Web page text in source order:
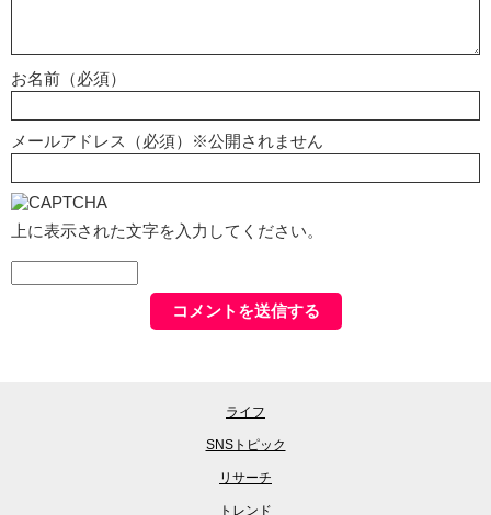
お名前（必須）
メールアドレス（必須）※公開されません
上に表示された文字を入力してください。
ライフ
SNSトピック
リサーチ
トレンド